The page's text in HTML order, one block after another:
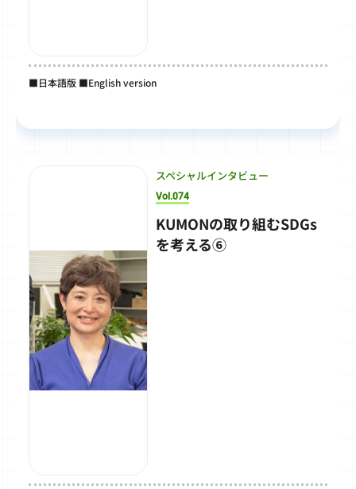
■日本語版 ■English version
スペシャルインタビュー
Vol.074
KUMONの取り組むSDGs
を考える⑥